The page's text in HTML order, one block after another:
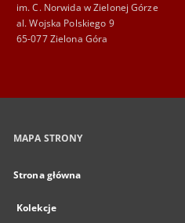
im. C. Norwida w Zielonej Górze
al. Wojska Polskiego 9
65-077 Zielona Góra
MAPA STRONY
Strona główna
Kolekcje